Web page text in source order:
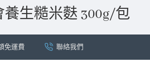
生糙米麩 300g/包
免運費 聯絡我們